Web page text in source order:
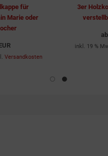
für
Marie oder
Versandkosten
3er
ab
inkl. 19 %